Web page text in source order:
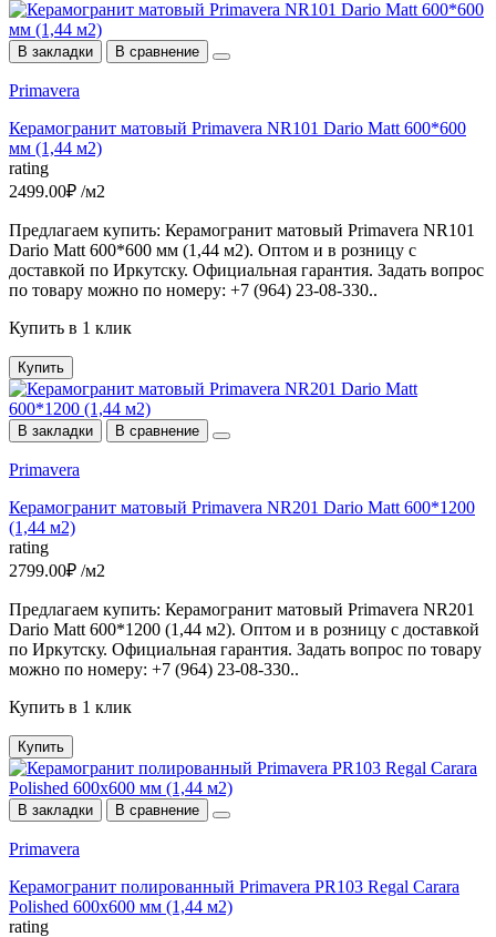
В закладки В сравнение
Primavera
Керамогранит матовый Primavera NR101 Dario Matt 600*600
мм (1,44 м2)
rating
2499.00₽ /м2
Предлагаем купить: Керамогранит матовый Primavera NR101
Dario Matt 600*600 мм (1,44 м2). Оптом и в розницу с
доставкой по Иркутску. Официальная гарантия. Задать вопрос
по товару можно по номеру: +7 (964) 23-08-330..
Купить в 1 клик
Купить
В закладки В сравнение
Primavera
Керамогранит матовый Primavera NR201 Dario Matt 600*1200
(1,44 м2)
rating
2799.00₽ /м2
Предлагаем купить: Керамогранит матовый Primavera NR201
Dario Matt 600*1200 (1,44 м2). Оптом и в розницу с доставкой
по Иркутску. Официальная гарантия. Задать вопрос по товару
можно по номеру: +7 (964) 23-08-330..
Купить в 1 клик
Купить
В закладки В сравнение
Primavera
Керамогранит полированный Primavera PR103 Regal Carara
Polished 600х600 мм (1,44 м2)
rating